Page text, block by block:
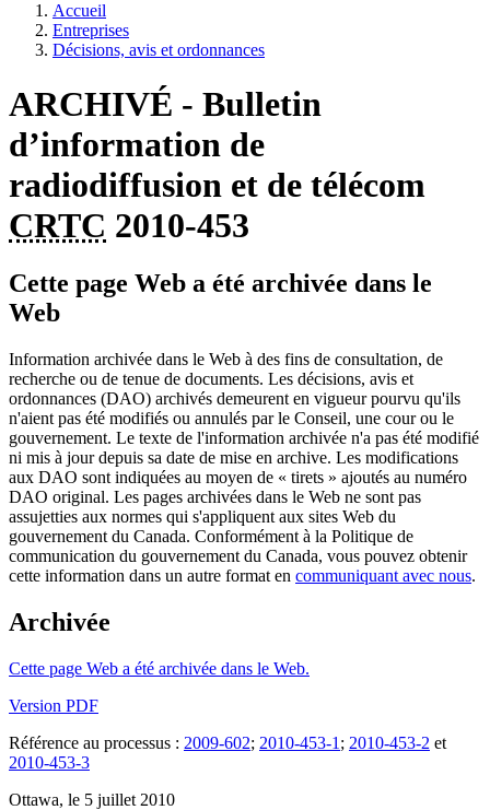
Accueil
Entreprises
Décisions, avis et ordonnances
ARCHIVÉ - Bulletin
d’information de
radiodiffusion et de télécom
CRTC 2010-453
Cette page Web a été archivée dans le
Web
Information archivée dans le Web à des fins de consultation, de
recherche ou de tenue de documents. Les décisions, avis et
ordonnances (DAO) archivés demeurent en vigueur pourvu qu'ils
n'aient pas été modifiés ou annulés par le Conseil, une cour ou le
gouvernement. Le texte de l'information archivée n'a pas été modifié
ni mis à jour depuis sa date de mise en archive. Les modifications
aux DAO sont indiquées au moyen de « tirets » ajoutés au numéro
DAO original. Les pages archivées dans le Web ne sont pas
assujetties aux normes qui s'appliquent aux sites Web du
gouvernement du Canada. Conformément à la Politique de
communication du gouvernement du Canada, vous pouvez obtenir
cette information dans un autre format en communiquant avec nous.
Archivée
Cette page Web a été archivée dans le Web.
Version PDF
Référence au processus : 2009-602; 2010-453-1 ; 2010-453-2 et
2010-453-3
Ottawa, le 5 juillet 2010